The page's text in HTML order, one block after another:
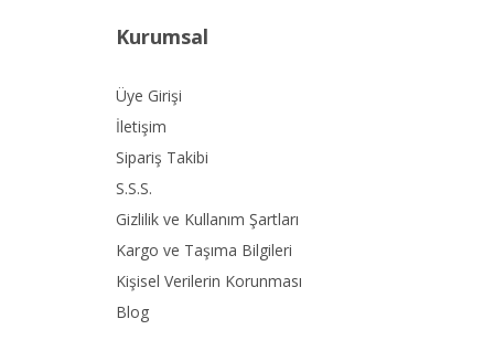
Kurumsal
Üye Girişi
İletişim
Sipariş Takibi
S.S.S.
Gizlilik ve Kullanım Şartları
Kargo ve Taşıma Bilgileri
Kişisel Verilerin Korunması
Blog